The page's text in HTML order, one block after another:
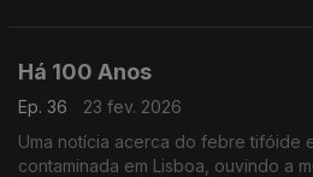
Há 100 Anos
Ep. 36
23 fev. 2026
Uma notícia acerca do febre tifóide
contaminada em Lisboa, ouvindo a